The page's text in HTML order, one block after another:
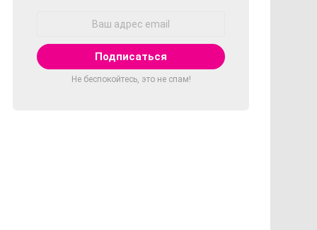
Не беспокойтесь, это не спам!